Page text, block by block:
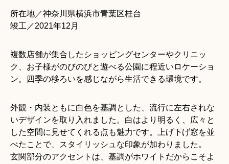
所在地／神奈川県横浜市青葉区桂台
竣工／2021年12月
複数店舗が集合したショッピングセンターやクリニッ
ク、お子様がのびのびと遊べる公園に程近いロケーショ
ン。四季の移ろいを感じながら生活できる環境です。
外観・内装ともに白色を基調とした、流行に左右されな
いデザインを取り入れました。白はより明るく、広々と
した空間に見せてくれる点も魅力です。上げ下げ窓を並
べたことで、スタイリッシュな印象が加わりました。
玄関部分のアクセントは、基調がホワイトだからこそよ